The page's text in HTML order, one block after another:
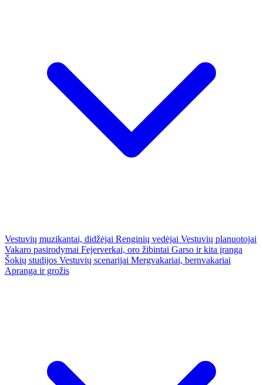
Vestuvių muzikantai, didžėjai Renginių vedėjai Vestuvių planuotojai
Vakaro pasirodymai Fejerverkai, oro žibintai Garso ir kita įranga
Šokių studijos Vestuvių scenarijai Mergvakariai, bernvakariai
Apranga ir grožis